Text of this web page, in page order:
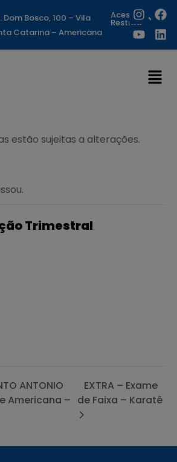
Dom Bosco, 100 – Vila
Catarina – Americana
Acesso
Restrito
estão sujeitas a alterações.
Trimestral
ANTONIO
Americana –
EXTRA – Exame
de Faixa – Karatê